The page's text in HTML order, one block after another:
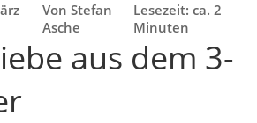
Von Stefan
Asche
Lesezeit: ca. 2
Minuten
aus dem 3-